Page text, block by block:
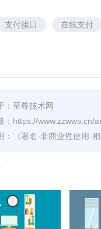
支付接口 在线支付
： 至尊技术网
： https://www.zzwws.cn/
：
《署名-非商业性使用-